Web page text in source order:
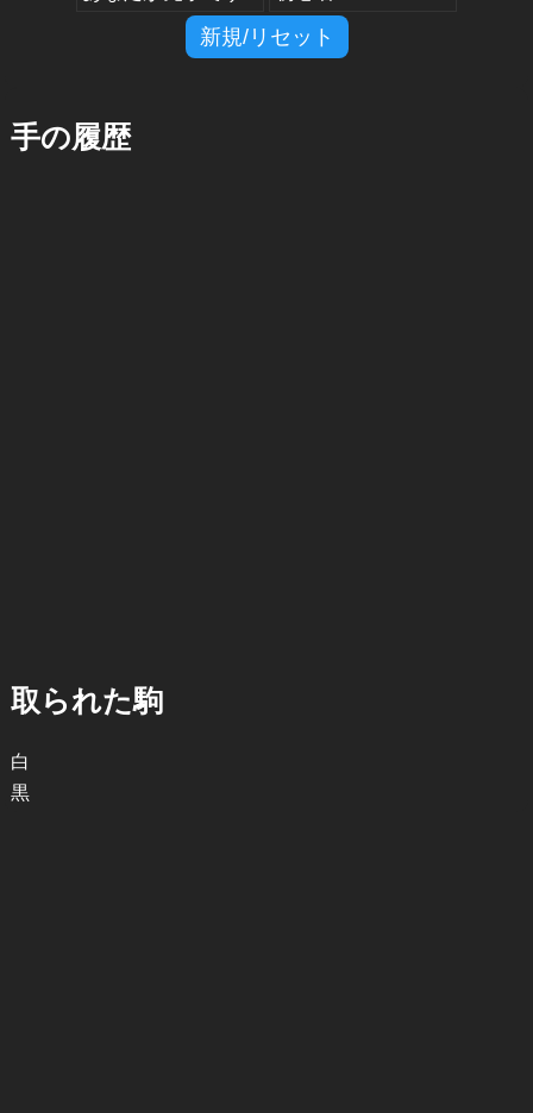
新規/リセット
手の履歴
取られた駒
白
黒